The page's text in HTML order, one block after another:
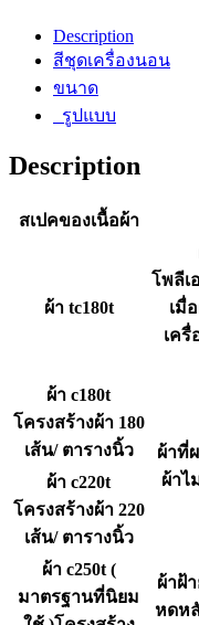
Description
สีชุดเครื่องนอน
ขนาด
รูปแบบ
Description
สเปคของเนื้อผ้า
ผ้า tc180t
โพลีเ
เมื่
เค
ผ้า c180t
โครงสร้างผ้า 180
เส้น/ ตารางนิ้ว
ผ้าที่
ผ้าไ
ผ้า c220t
โครงสร้างผ้า 220
เส้น/ ตารางนิ้ว
ผ้า c250t (
มาตรฐานที่นิยม
ผ้าฝ้
หดห